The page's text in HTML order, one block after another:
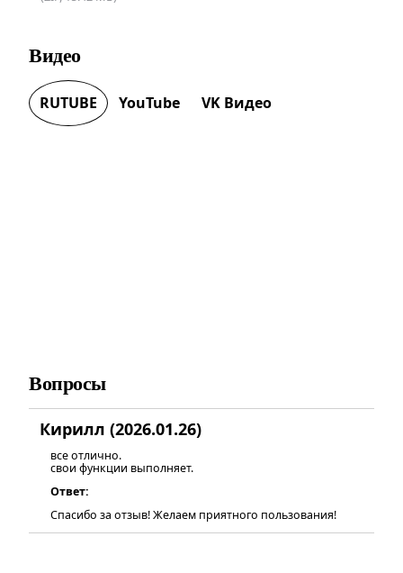
Видео
RUTUBE YouTube VK Видео
Вопросы
Кирилл (2026.01.26)
все отлично.
свои функции выполняет.
Ответ:
Спасибо за отзыв! Желаем приятного пользования!